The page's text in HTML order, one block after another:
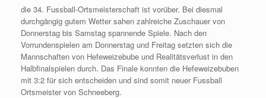
die 34. Fussball-Ortsmeisterschaft ist vorüber. Bei diesmal
durchgängig gutem Wetter sahen zahlreiche Zuschauer von
Donnerstag bis Samstag spannende Spiele. Nach den
Vorrundenspielen am Donnerstag und Freitag setzten sich die
Mannschaften von Hefeweizebube und Realitätsverlust in den
Halbfinalspielen durch. Das Finale konnten die Hefeweizebuben
mit 3:2 für sich entscheiden und sind somit neuer Fussball
Ortsmeister von Schneeberg.